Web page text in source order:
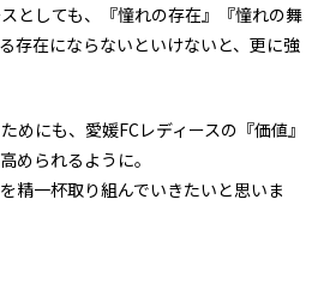
としても、『憧れの存在』『憧れの舞
存在にならないといけないと、更に強
めにも、愛媛FCレディースの『価値』
められるように。
精一杯取り組んでいきたいと思いま